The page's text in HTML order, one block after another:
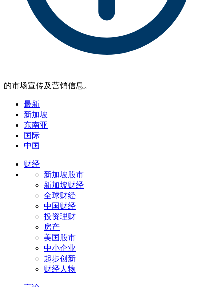
的市场宣传及营销信息。
最新
新加坡
东南亚
国际
中国
财经
新加坡股市
新加坡财经
全球财经
中国财经
投资理财
房产
美国股市
中小企业
起步创新
财经人物